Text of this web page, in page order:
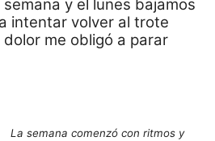
y el lunes bajamos
intentar volver al trote
me obligó a parar
La semana comenzó con ritmos y